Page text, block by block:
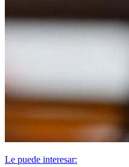
Le puede interesar: